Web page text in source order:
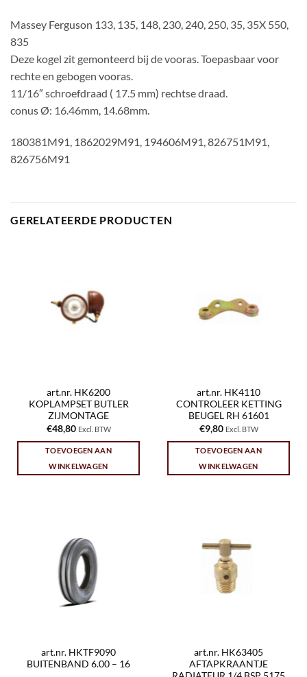
Massey Ferguson 133, 135, 148, 230, 240, 250, 35, 35X 550,
835
Deze kogel zit gemonteerd bij de vooras. Toepasbaar voor
rechte en gebogen vooras.
11/16″ schroefdraad ( 17.5 mm) rechtse draad.
conus Ø: 16.46mm, 14.68mm.
180381M91, 1862029M91, 194606M91, 826751M91,
826756M91
GERELATEERDE PRODUCTEN
art.nr. HK6200
KOPLAMPSET BUTLER
ZIJMONTAGE
€48,80 Excl. BTW
TOEVOEGEN AAN
WINKELWAGEN
art.nr. HK4110
CONTROLEER KETTING
BEUGEL RH 61601
€9,80 Excl. BTW
TOEVOEGEN AAN
WINKELWAGEN
art.nr. HKTF9090
BUITENBAND 6.00 – 16
art.nr. HK63405
AFTAPKRAANTJE